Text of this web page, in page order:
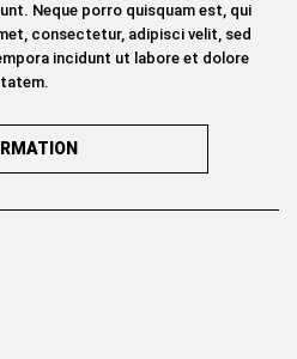
Neque porro quisquam est, qui
consectetur, adipisci velit, sed
incidunt ut labore et dolore